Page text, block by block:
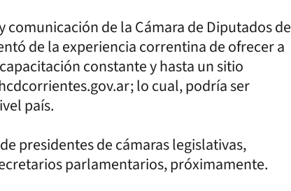
de la Cámara de Diputados de
de la experiencia correntina de ofrecer a
constante y hasta un sitio
lo cual, podría ser
país.
presidentes de cámaras legislativas,
parlamentarios, próximamente.